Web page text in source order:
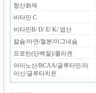
항산화제
비타민 C
비타민B/ D/ E/ K/ 엽산
칼슘/아연/철분/마그네슘
프로틴(단백질)/콜라겐
아미노산/BCAA/글루타민/라
이신/글루타치온